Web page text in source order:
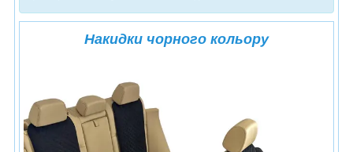
Накидки чорного кольору